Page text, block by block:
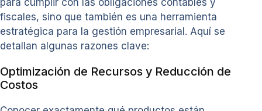
para cumplir con las obligaciones contables y
fiscales, sino que también es una herramienta
estratégica para la gestión empresarial. Aquí se
detallan algunas razones clave:
Optimización de Recursos y Reducción de
Costos